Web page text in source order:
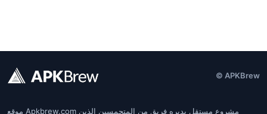
© APKBrew
موقع Apkbrew.com مشروع مستقل يديره فريق من المتحمسين الذين